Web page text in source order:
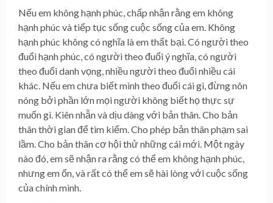
Nếu em không hạnh phúc, chấp nhận rằng em không
hạnh phúc và tiếp tục sống cuộc sống của em. Không
hạnh phúc không có nghĩa là em thất bại. Có người theo
đuổi hạnh phúc, có người theo đuổi ý nghĩa, có người
theo đuổi danh vọng, nhiều người theo đuổi nhiều cái
khác. Nếu em chưa biết mình theo đuổi cái gì, đừng nôn
nóng bởi phần lớn mọi người không biết họ thực sự
muốn gì. Kiên nhẫn và dịu dàng với bản thân. Cho bản
thân thời gian để tìm kiếm. Cho phép bản thân phạm sai
lầm. Cho bản thân cơ hội thử những cái mới. Một ngày
nào đó, em sẽ nhận ra rằng có thể em không hạnh phúc,
nhưng em ổn, và rất có thể em sẽ hài lòng với cuộc sống
của chính mình.